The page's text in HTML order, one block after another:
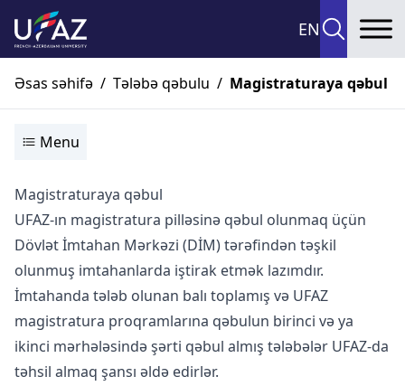
EN
Əsas səhifə / Tələbə qəbulu / Magistraturaya qəbul
Menu
Magistraturaya qəbul
UFAZ-ın magistratura pilləsinə qəbul olunmaq üçün
Dövlət İmtahan Mərkəzi (DİM) tərəfindən təşkil
olunmuş imtahanlarda iştirak etmək lazımdır.
İmtahanda tələb olunan balı toplamış və UFAZ
magistratura proqramlarına qəbulun birinci və ya
ikinci mərhələsində şərti qəbul almış tələbələr UFAZ-da
təhsil almaq şansı əldə edirlər.